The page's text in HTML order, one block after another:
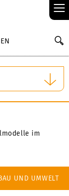
≡
EN
im
UND UMWELT